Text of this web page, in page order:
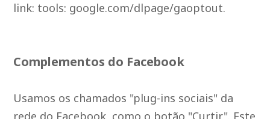
link: tools: google.com/dlpage/gaoptout.
Complementos do Facebook
Usamos os chamados "plug-ins sociais" da
rede do Facebook, como o botão "Curtir". Este